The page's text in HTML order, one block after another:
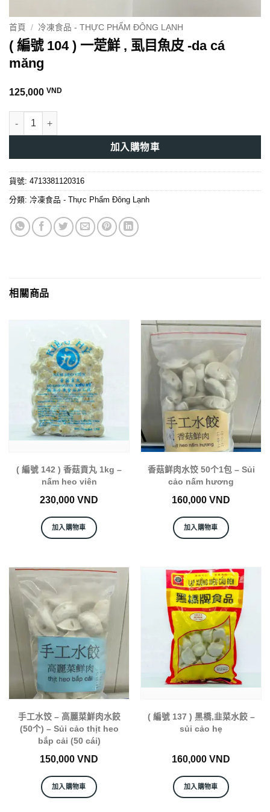
首頁 / 冷凍食品 - THỰC PHẨM ĐÔNG LẠNH
( 編號 104 ) 一萣鮮 , 虱目魚皮 -da cá
măng
125,000 VND
( 編號 104 ) 一萣鮮 , 虱目魚皮 -da cá măng 數量
加入購物車
貨號: 4713381120316
分類: 冷凍食品 - Thực Phẩm Đông Lạnh
相關商品
( 編號 142 ) 香菇貢丸 1kg –
nấm heo viên
230,000 VND
加入購物車
香菇鲜肉水饺 50个1包 – Sủi
cảo nấm hương
160,000 VND
加入購物車
手工水饺 – 高麗菜鮮肉水餃
(50个) – Sủi cảo thịt heo
bắp cải (50 cái)
150,000 VND
加入購物車
( 編號 137 ) 黑橋,韭菜水餃 –
sủi cảo hẹ
160,000 VND
加入購物車